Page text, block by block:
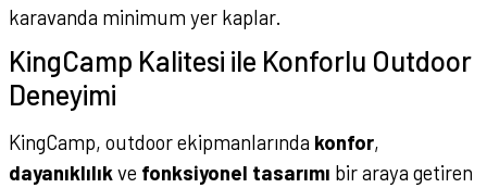
karavanda minimum yer kaplar.
KingCamp Kalitesi ile Konforlu Outdoor
Deneyimi
KingCamp, outdoor ekipmanlarında konfor,
dayanıklılık ve fonksiyonel tasarımı bir araya getiren